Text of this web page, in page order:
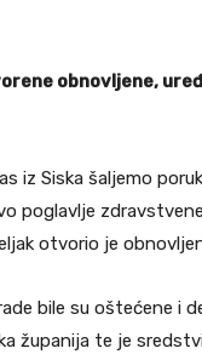
obnovljene,
iz Siska šaljemo
poglavlje
otvorio je
bile su oštećene i
županija te je